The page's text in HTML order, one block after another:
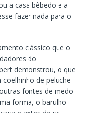
a casa bêbedo e a
fazer nada para o
clássico que o
do
demonstrou, o que
de peluche
fontes de medo
forma, o barulho